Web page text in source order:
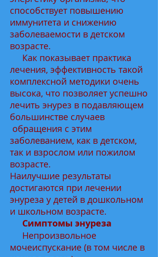
способствует повышению
иммунитета и снижению
заболеваемости в детском
возрасте.
Как показывает практика
лечения, эффективность такой
комплексной методики очень
высока, что позволяет успешно
лечить энурез в подавляющем
большинстве случаев
обращения с этим
заболеванием, как в детском,
так и взрослом или пожилом
возрасте.
Наилучшие результаты
достигаются при лечении
энуреза у детей в дошкольном
и школьном возрасте.
Симптомы энуреза
Непроизвольное
мочеиспускание (в том числе в